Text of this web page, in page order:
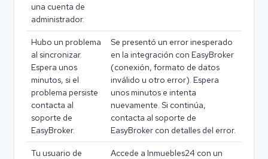
una cuenta de
administrador.
Hubo un problema
al sincronizar.
Espera unos
minutos, si el
problema persiste
contacta al
soporte de
EasyBroker.
Se presentó un error inesperado
en la integración con EasyBroker
(conexión, formato de datos
inválido u otro error). Espera
unos minutos e intenta
nuevamente. Si continúa,
contacta al soporte de
EasyBroker con detalles del error.
Tu usuario de
Accede a Inmuebles24 con un